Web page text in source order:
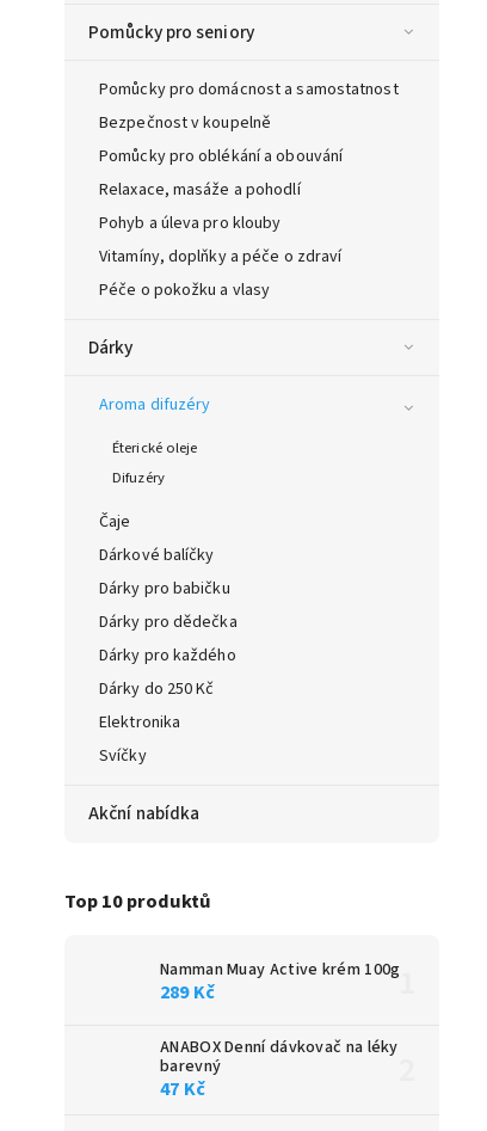
Pomůcky pro seniory
Pomůcky pro domácnost a samostatnost
Bezpečnost v koupelně
Pomůcky pro oblékání a obouvání
Relaxace, masáže a pohodlí
Pohyb a úleva pro klouby
Vitamíny, doplňky a péče o zdraví
Péče o pokožku a vlasy
Dárky
Aroma difuzéry
Éterické oleje
Difuzéry
Čaje
Dárkové balíčky
Dárky pro babičku
Dárky pro dědečka
Dárky pro každého
Dárky do 250 Kč
Elektronika
Svíčky
Akční nabídka
Top 10 produktů
Namman Muay Active krém 100g
289 Kč
ANABOX Denní dávkovač na léky
barevný
47 Kč